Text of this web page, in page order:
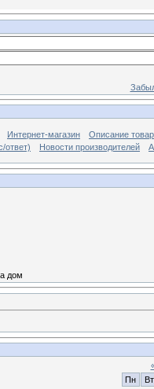
Интернет-магазин
Описание
ответ)
Новости производителей
дом
Пн
Вт